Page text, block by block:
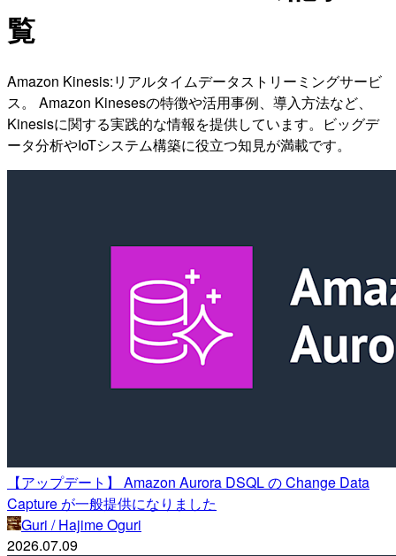
覧
Amazon Kinesis:リアルタイムデータストリーミングサービ
ス。 Amazon Kinesesの特徴や活用事例、導入方法など、
Kinesisに関する実践的な情報を提供しています。ビッグデ
ータ分析やIoTシステム構築に役立つ知見が満載です。
【アップデート】 Amazon Aurora DSQL の Change Data
Capture が一般提供になりました
Guri / Hajime Oguri
2026.07.09